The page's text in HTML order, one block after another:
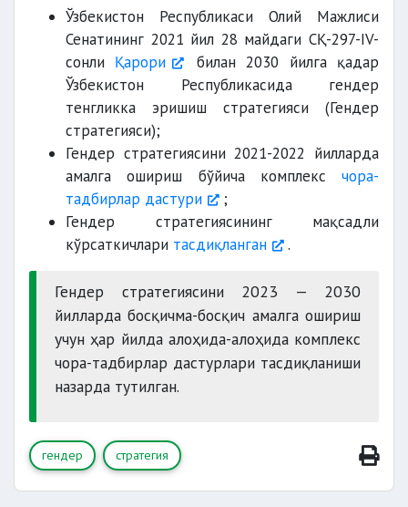
Ўзбекистон Республикаси Олий Мажлиси
Сенатининг 2021 йил 28 майдаги СҚ-297-IV-
сонли Қарори
билан 2030 йилга қадар
Ўзбекистон Республикасида гендер
тенгликка эришиш стратегияси (Гендер
стратегияси);
Гендер стратегиясини 2021-2022 йилларда
амалга ошириш бўйича комплекс чора-
тадбирлар дастури
;
Гендер стратегиясининг мақсадли
кўрсаткичлари тасдиқланган .
Гендер стратегиясини 2023 — 2030
йилларда босқичма-босқич амалга ошириш
учун ҳар йилда алоҳида-алоҳида комплекс
чора-тадбирлар дастурлари тасдиқланиши
назарда тутилган.
гендер стратегия